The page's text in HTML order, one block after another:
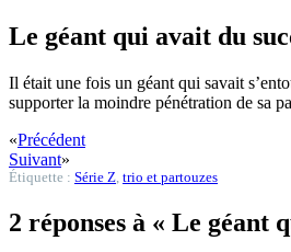
Le géant qui avait du
Il était une fois un géant qui savait
supporter la moindre pénétration de sa
«Précédent
Suivant»
Étiquette : Série Z trio et partouzes
2 réponses à « Le géant